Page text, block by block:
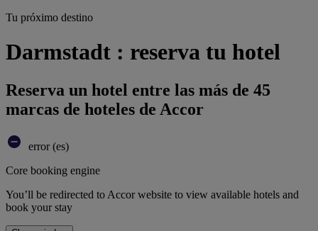
Tu próximo destino
Darmstadt : reserva tu hotel
Reserva un hotel entre las más de 45
marcas de hoteles de Accor
error (es)
Core booking engine
You’ll be redirected to Accor website to view available hotels and
book your stay